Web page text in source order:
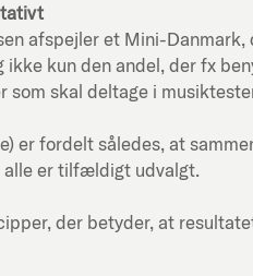
afspejler et Mini-
ikke kun den andel, der fx
som skal deltage i
er fordelt således, at
alle er tilfældigt udvalgt.
der betyder, at